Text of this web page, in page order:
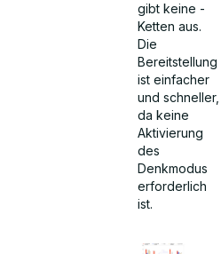
gibt keine -
Ketten aus.
Die
Bereitstellung
ist einfacher
und schneller,
da keine
Aktivierung
des
Denkmodus
erforderlich
ist.